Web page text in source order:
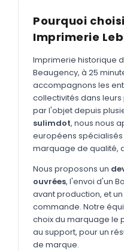
MARQUAGE TEXTILE
Tee-shirts
Polos
Sweatshirts
GOODIES
Catalogue complet
Sacs & voyages
Verres & déjeuner
Technologie
Vêtements
Pourquoi
Imprimerie
Imprimerie historique
Beaugency, à 25
accompagnons les
collectivités dans
par l'objet depuis
sulimdot, nous nous
européens
marquage de qualité,
Nous proposons un
ouvrées, l'envoi d'un
avant production, et
commande. Notre
choix du marquage le
au support, pour un
de marque.